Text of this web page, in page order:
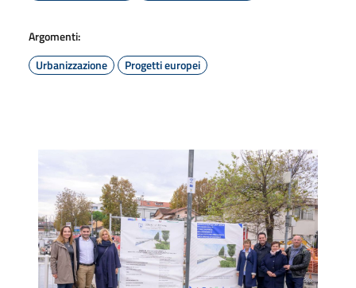
Argomenti:
Urbanizzazione
Progetti europei